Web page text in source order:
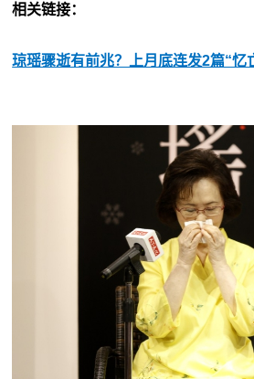
相关链接：
琼瑶骤逝有前兆？上月底连发2篇“忆